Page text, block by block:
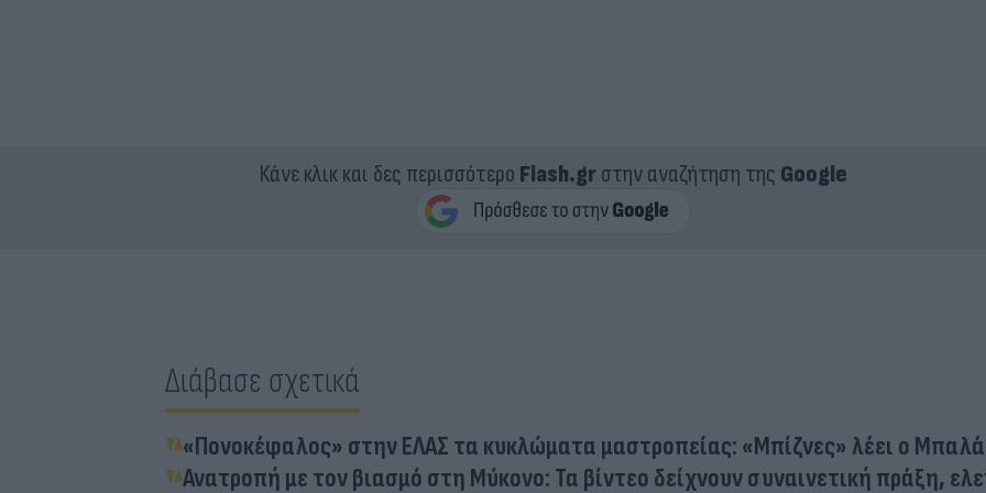
Κάνε κλικ και δες περισσότερο Flash.grστην αναζήτηση της Google
Διάβασε σχετικά
«Πονοκέφαλος» στην ΕΛΑΣ τα κυκλώματα μαστροπείας: «Μπίζνες» λέει ο
Ανατροπή με τον βιασμό στη Μύκονο: Τα βίντεο δείχνουν συναινετική πράξη,